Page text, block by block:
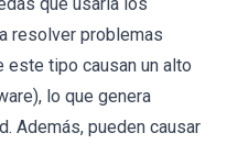
resolver problemas
tipo causan un alto
lo que genera
Además, pueden causar